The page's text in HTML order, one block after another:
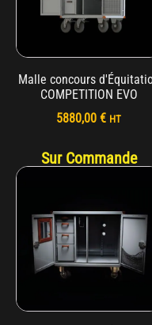
Malle concours
COMPETITION EVO
5880,00 € HT
Sur Commande